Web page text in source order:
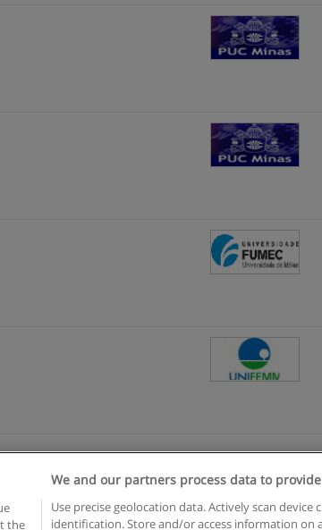
the
We and our partners process data to
Use precise geolocation data. Actively scan device
identification. Store and/or access information on